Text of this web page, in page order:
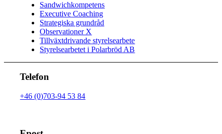
Sandwichkompetens
Executive Coaching
Strategiska grundråd
Observationer X
Tillväxtdrivande styrelsearbete
Styrelsearbetet i Polarbröd AB
Telefon
+46 (0)703-94 53 84